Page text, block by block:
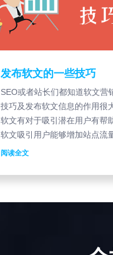
发布软文的一些技巧
SEO或者站长们都知道软文营
技巧及发布软文信息的作用很
软文有对于吸引潜在用户有帮
软文吸引用户能够增加站点流
软文增加流量能够提高网站收
作用，那么发布软文
阅读全文